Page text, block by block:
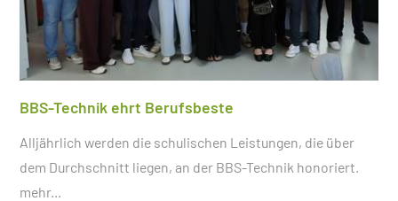
BBS-Technik ehrt Berufsbeste
Alljährlich werden die schulischen Leistungen, die über
dem Durchschnitt liegen, an der BBS-Technik honoriert.
mehr...